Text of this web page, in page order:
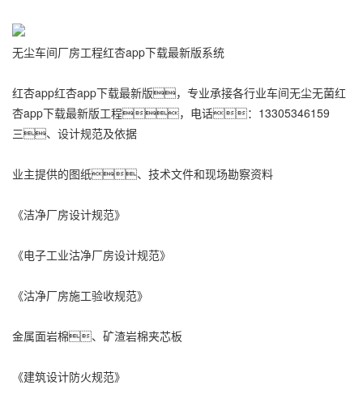
无尘车间厂房工程红杏app下载最新版系统
红杏app红杏app下载最新版，专业承接各行业车间无尘无菌红
杏app下载最新版工程，电话：13305346159
三、设计规范及依据
业主提供的图纸、技术文件和现场勘察资料
《洁净厂房设计规范》
《电子工业沽净厂房设计规范》
《沽净厂房施工验收规范》
金属面岩棉、矿渣岩棉夹芯板
《建筑设计防火规范》